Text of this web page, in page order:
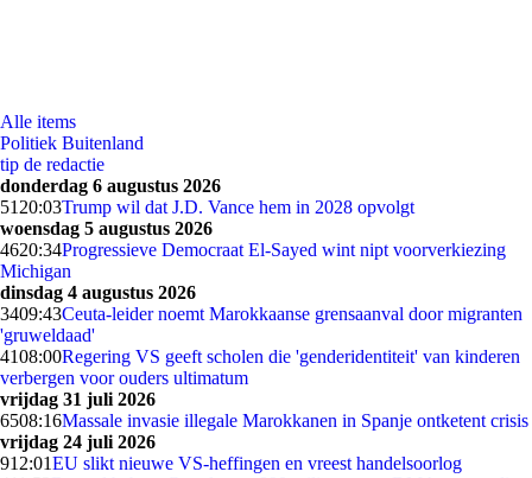
Alle items
Politiek Buitenland
tip de redactie
donderdag 6 augustus 2026
51 20:03Trump wil dat J.D. Vance hem in 2028 opvolgt
woensdag 5 augustus 2026
4620:34Progressieve Democraat El-Sayed wint nipt voorverkiezing
Michigan
dinsdag 4 augustus 2026
3409:43Ceuta-leider noemt Marokkaanse grensaanval door migranten
'gruweldaad'
4108:00Regering VS geeft scholen die 'genderidentiteit' van kinderen
verbergen voor ouders ultimatum
vrijdag 31 juli 2026
6508:16Massale invasie illegale Marokkanen in Spanje ontketent crisis
vrijdag 24 juli 2026
912:01EU slikt nieuwe VS-heffingen en vreest handelsoorlog